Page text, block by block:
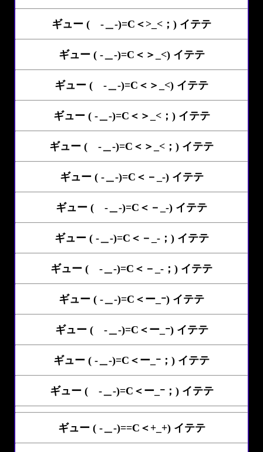
ギュー ( -＿-)=C＜>_<；) イテテ
ギュー ( -＿-)=C＜＞_<) イテテ
ギュー ( -＿-)=C＜＞_<) イテテ
ギュー ( -＿-)=C＜＞_<；) イテテ
ギュー ( -＿-)=C＜＞_<；) イテテ
ギュー ( -＿-)=C＜－_-) イテテ
ギュー ( -＿-)=C＜－_-) イテテ
ギュー ( -＿-)=C＜－_-；) イテテ
ギュー ( -＿-)=C＜－_-；) イテテ
ギュー ( -＿-)=C＜ー_ｰ) イテテ
ギュー ( -＿-)=C＜ー_ｰ) イテテ
ギュー ( -＿-)=C＜ー_ｰ；) イテテ
ギュー ( -＿-)=C＜ー_ｰ；) イテテ
ギュー ( -＿-)==C＜+_+) イテテ